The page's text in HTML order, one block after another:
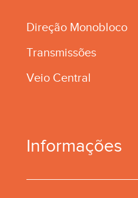
Direção Monobloco
Transmissões
Veio Central
Informações